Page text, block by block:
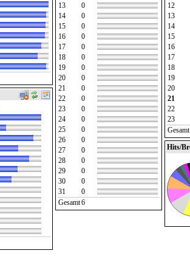
13
0
14
0
15
0
16
0
17
0
18
0
19
0
20
0
21
0
22
0
23
0
24
0
25
0
26
0
27
0
28
0
29
0
30
0
31
0
Gesamt6
12
13
14
15
16
17
18
19
20
21
22
23
Gesamt
Hits/